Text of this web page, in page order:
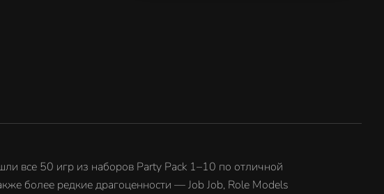
все 50 игр из наборов Party Pack 1–10 по отличной
более редкие драгоценности — Job Job, Role Models